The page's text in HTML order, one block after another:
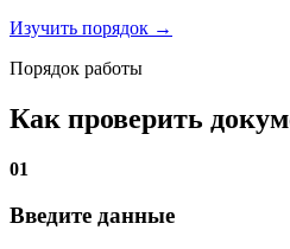
Изучить порядок →
Порядок работы
Как проверить
01
Введите данные